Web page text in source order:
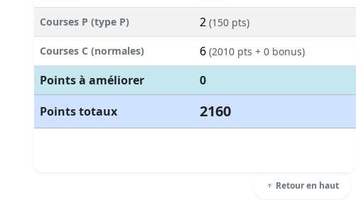
Courses P (type P) 2 (150 pts)
Courses C (normales) 6 (2010 pts + 0 bonus)
Points à améliorer
0
Points totaux
2160
Retour en haut